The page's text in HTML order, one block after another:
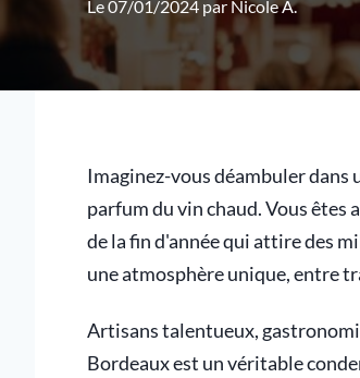
Le 07/01/2024 par Nicole A.
Imaginez-vous déambuler dans
parfum du vin chaud. Vous êtes
de la fin d'année qui attire des
une atmosphère unique, entre
Artisans talentueux,
Bordeaux est un véritable